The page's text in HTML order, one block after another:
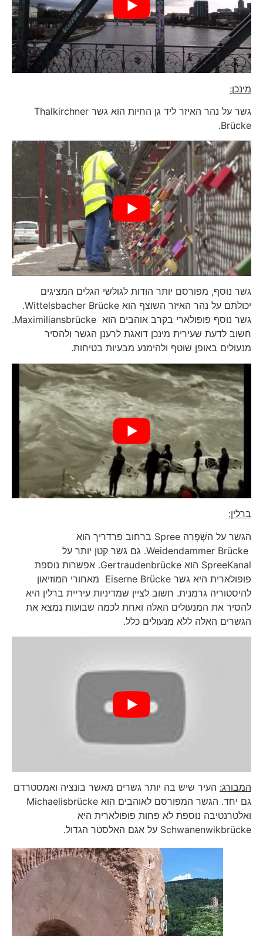
מינכן:
גשר על נהר האיזר ליד גן החיות הוא גשר Thalkirchner
Brücke.
גשר נוסף, מפורסם יותר הודות לגולשי הגלים המציגים
יכולתם על נהר האיזר השוצף הוא Wittelsbacher Brücke.
גשר נוסף פופולארי בקרב אוהבים הוא Maximiliansbrücke.
חשוב לדעת שעירית מינכן דואגת לרענן הגשר ולהסיר
מנעולים באופן שוטף ולהימנע מבעיות בטיחות.
ברלין:
הגשר על השְׁפְּרֵה Spree ברחוב פרדריך הוא
Weidendammer Brücke. גם גשר קטן יותר על
SpreeKanal הוא Gertraudenbrücke. אפשרות נוספת
פופולארית היא גשר Eiserne Brücke מאחורי המוזיאון
להיסטוריה גרמנית. חשוב לציין שמדיניות עיריית ברלין היא
להסיר את המנעולים האלה ואחת לכמה שבועות נמצא את
הגשרים האלה ללא מנעולים כלל.
המבורג:העיר שיש בה יותר גשרים מאשר בונציה ואמסטרדם
גם יחד. הגשר המפורסם לאוהבים הוא Michaelisbrücke
ואלטרנטיבה נוספת לא פחות פופולארית היא
Schwanenwikbrücke על אגם האלסטר הגדול.